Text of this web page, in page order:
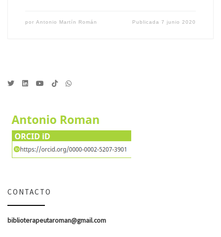
por Antonio Martín Román Publicada7 junio 2020
CONTACTO
biblioterapeutaroman@gmail.com